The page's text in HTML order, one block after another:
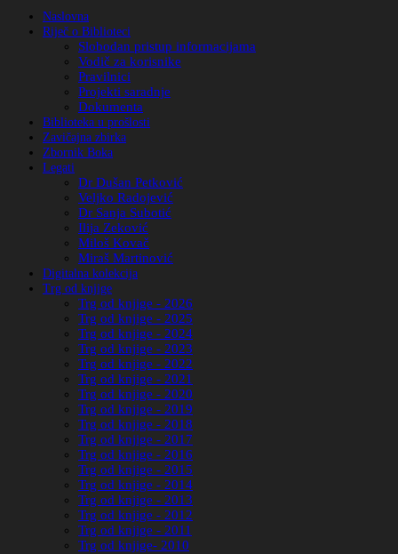
Naslovna
Riječ o Biblioteci
Slobodan pristup informacijama
Vodič za korisnike
Pravilnici
Projekti saradnje
Dokumenta
Biblioteka u prošlosti
Zavičajna zbirka
Zbornik Boka
Legati
Dr Dušan Petković
Veljko Radojević
Dr Sanja Subotić
Ilija Zeković
Miloš Kovač
Miraš Martinović
Digitalna kolekcija
Trg od knjige
Trg od knjige - 2026
Trg od knjige - 2025
Trg od knjige - 2024
Trg od knjige - 2023
Trg od knjige - 2022
Trg od knjige - 2021
Trg od knjige - 2020
Trg od knjige - 2019
Trg od knjige - 2018
Trg od knjige - 2017
Trg od knjige - 2016
Trg od knjige - 2015
Trg od knjige - 2014
Trg od knjige - 2013
Trg od knjige - 2012
Trg od knjige - 2011
Trg od knjige- 2010